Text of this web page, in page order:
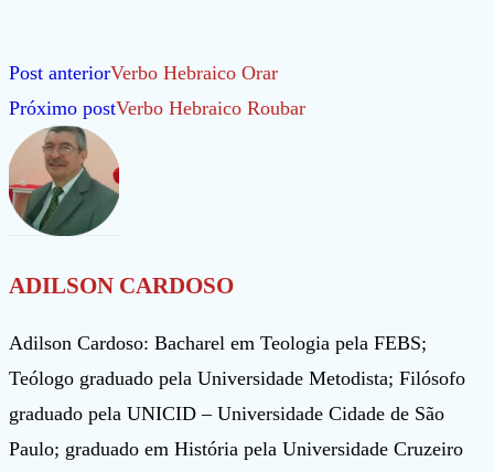
Leia
mais
artigos
Post anteriorVerbo Hebraico Orar
Próximo postVerbo Hebraico Roubar
ADILSON CARDOSO
Adilson Cardoso: Bacharel em Teologia pela FEBS;
Teólogo graduado pela Universidade Metodista; Filósofo
graduado pela UNICID – Universidade Cidade de São
Paulo; graduado em História pela Universidade Cruzeiro